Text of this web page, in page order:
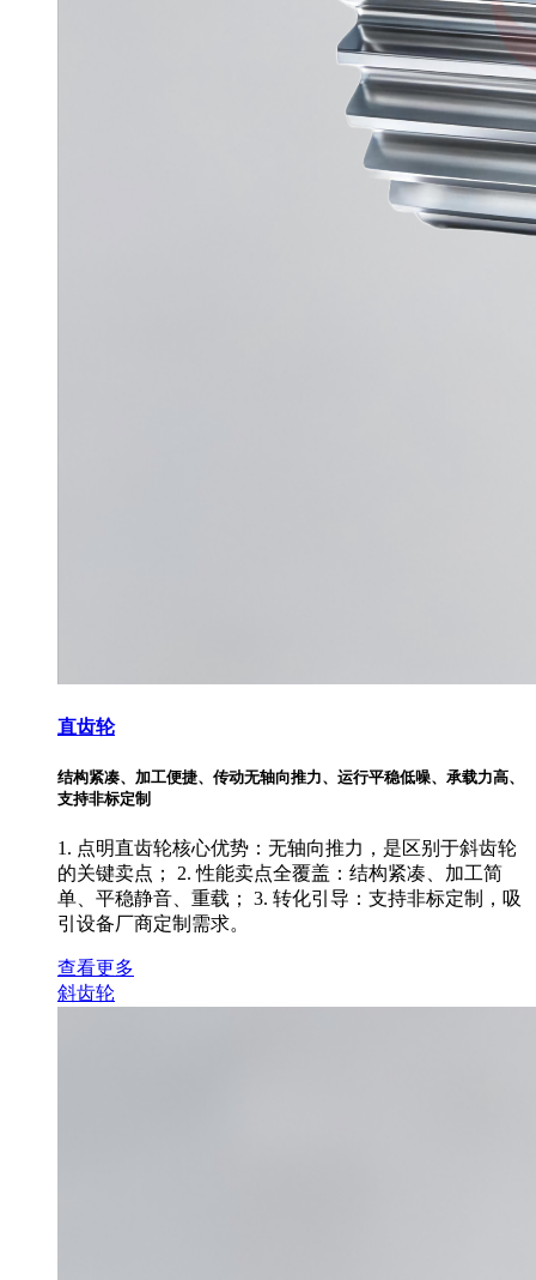
直齿轮
结构紧凑、加工便捷、传动无轴向推力、运行平稳低噪、承载力高、
支持非标定制
1. 点明直齿轮核心优势：无轴向推力，是区别于斜齿轮
的关键卖点； 2. 性能卖点全覆盖：结构紧凑、加工简
单、平稳静音、重载； 3. 转化引导：支持非标定制，吸
引设备厂商定制需求。
查看更多
斜齿轮